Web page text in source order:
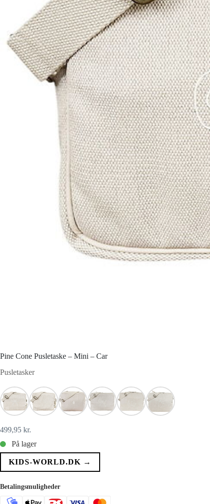
Pine Cone Pusletaske – Mini – Car
Pusletasker
499,95 kr.
På lager
KIDS-WORLD.DK →
Betalingsmuligheder